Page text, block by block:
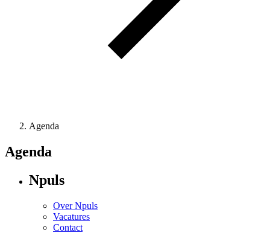
Agenda
Agenda
Npuls
Over Npuls
Vacatures
Contact